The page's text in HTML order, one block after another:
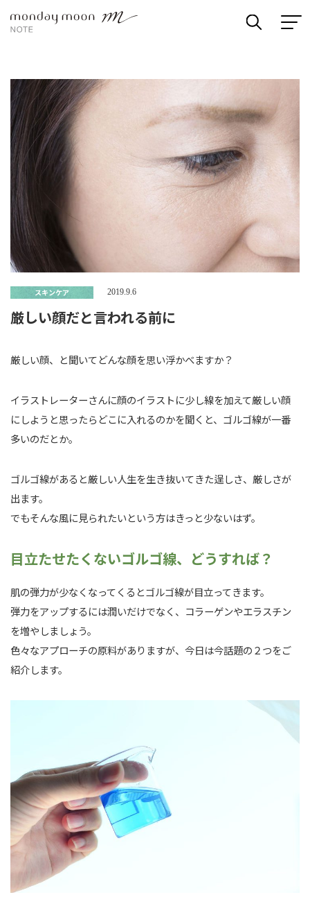
スキンケア 2019.9.6
厳しい顔だと言われる前に
厳しい顔、と聞いてどんな顔を思い浮かべますか？
イラストレーターさんに顔のイラストに少し線を加えて厳しい顔
にしようと思ったらどこに入れるのかを聞くと、ゴルゴ線が一番
多いのだとか。
ゴルゴ線があると厳しい人生を生き抜いてきた逞しさ、厳しさが
出ます。
でもそんな風に見られたいという方はきっと少ないはず。
目立たせたくないゴルゴ線、どうすれば？
肌の弾力が少なくなってくるとゴルゴ線が目立ってきます。
弾力をアップするには潤いだけでなく、コラーゲンやエラスチン
を増やしましょう。
色々なアプローチの原料がありますが、今日は今話題の２つをご
紹介します。